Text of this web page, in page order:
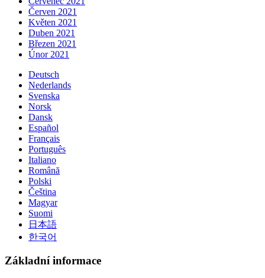
Červen 2021
Květen 2021
Duben 2021
Březen 2021
Únor 2021
Deutsch
Nederlands
Svenska
Norsk
Dansk
Español
Français
Português
Italiano
Română
Polski
Čeština
Magyar
Suomi
日本語
한국어
Základní informace